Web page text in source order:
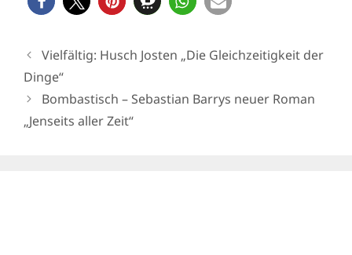
Vielfältig: Husch Josten „Die Gleichzeitigkeit der
Dinge“
Bombastisch – Sebastian Barrys neuer Roman
„Jenseits aller Zeit“